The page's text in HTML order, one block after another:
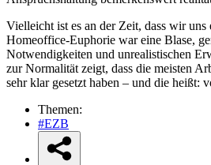
Vielleicht ist es an der Zeit, dass wir
Homeoffice-Euphorie war eine Blase,
Notwendigkeiten und unrealistischen
zur Normalität zeigt, dass die meisten
sehr klar gesetzt haben – und die heißt:
Themen:
#EZB